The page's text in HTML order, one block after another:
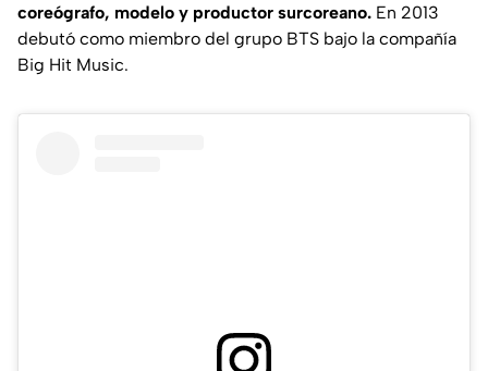
coreógrafo, modelo y productor surcoreano. En 2013
debutó como miembro del grupo BTS bajo la compañía
Big Hit Music.